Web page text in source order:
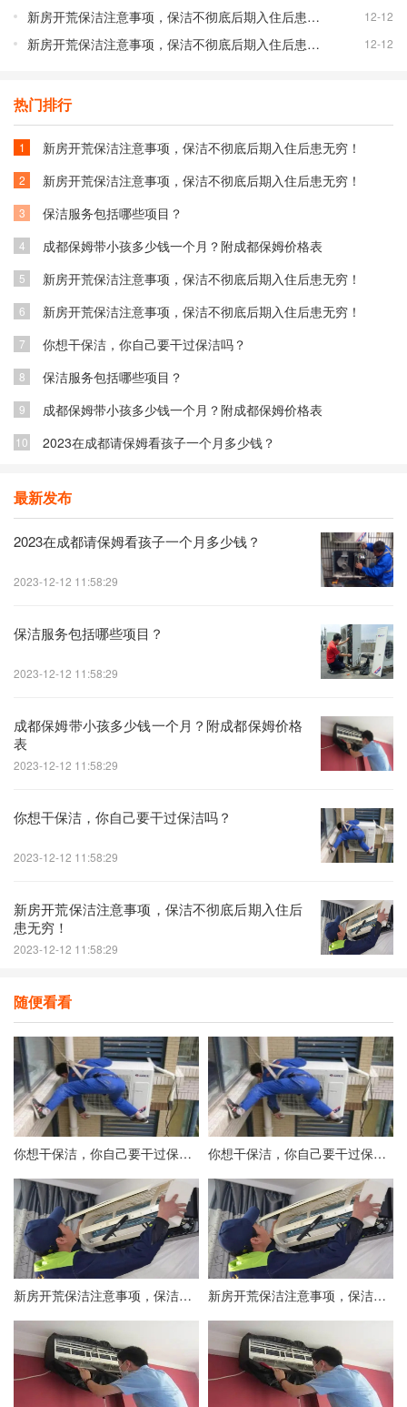
新房开荒保洁注意事项，保洁不彻底后期入住后患无穷！ 12-12
新房开荒保洁注意事项，保洁不彻底后期入住后患无穷！ 12-12
热门排行
1 新房开荒保洁注意事项，保洁不彻底后期入住后患无穷！
2 新房开荒保洁注意事项，保洁不彻底后期入住后患无穷！
3 保洁服务包括哪些项目？
4 成都保姆带小孩多少钱一个月？附成都保姆价格表
5 新房开荒保洁注意事项，保洁不彻底后期入住后患无穷！
6 新房开荒保洁注意事项，保洁不彻底后期入住后患无穷！
7 你想干保洁，你自己要干过保洁吗？
8 保洁服务包括哪些项目？
9 成都保姆带小孩多少钱一个月？附成都保姆价格表
10 2023在成都请保姆看孩子一个月多少钱？
最新发布
2023在成都请保姆看孩子一个月多少钱？
2023-12-12 11:58:29
保洁服务包括哪些项目？
2023-12-12 11:58:29
成都保姆带小孩多少钱一个月？附成都保姆价格
表
2023-12-12 11:58:29
你想干保洁，你自己要干过保洁吗？
2023-12-12 11:58:29
新房开荒保洁注意事项，保洁不彻底后期入住后
患无穷！
2023-12-12 11:58:29
随便看看
你想干保洁，你自己要干过保洁吗？ 你想干保洁，你自己要干过保洁吗？
新房开荒保洁注意事项，保洁不彻底后期入住后患无穷！ 新房开荒保洁注意事项，保洁不彻底后期入住后患无穷！